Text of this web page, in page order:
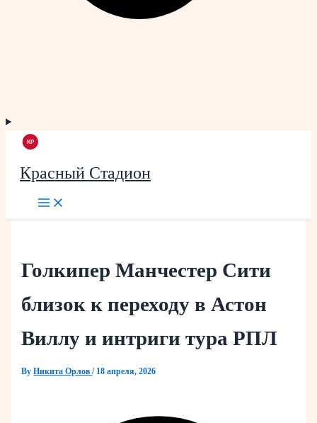
Красный Стадион
Голкипер Манчестер Сити
близок к переходу в Астон
Виллу и интриги тура РПЛ
ByНикита Орлов/ 18 апреля, 2026